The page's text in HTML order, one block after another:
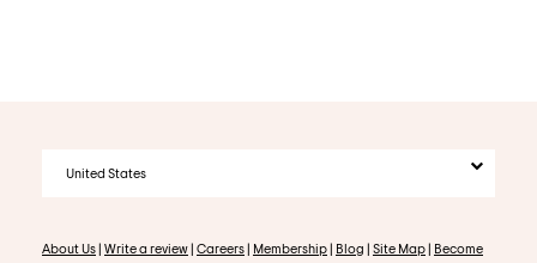
United States
About Us| Write a review| Careers| Membership| Blog | Site Map| Become